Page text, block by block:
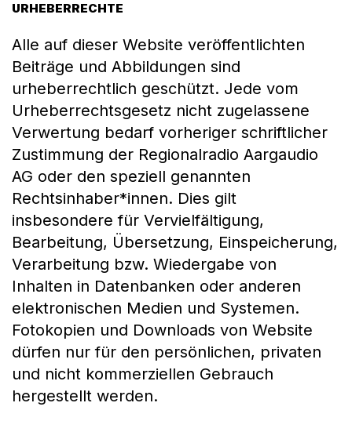
URHEBERRECHTE
Alle auf dieser Website veröffentlichten
Beiträge und Abbildungen sind
urheberrechtlich geschützt. Jede vom
Urheberrechtsgesetz nicht zugelassene
Verwertung bedarf vorheriger schriftlicher
Zustimmung der Regionalradio Aargaudio
AG oder den speziell genannten
Rechtsinhaber*innen. Dies gilt
insbesondere für Vervielfältigung,
Bearbeitung, Übersetzung, Einspeicherung,
Verarbeitung bzw. Wiedergabe von
Inhalten in Datenbanken oder anderen
elektronischen Medien und Systemen.
Fotokopien und Downloads von Website
dürfen nur für den persönlichen, privaten
und nicht kommerziellen Gebrauch
hergestellt werden.